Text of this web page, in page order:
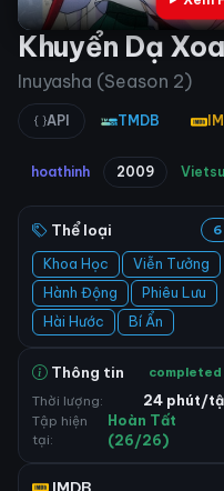
Khuyển Dạ
Inuyasha (Season 2)
API TMDB
hoathinh 2009
Thể loại 6
Khoa Học
Viễn Tưởng
Hành Động
Phiêu Lưu
Hài Hước
Bí Ẩn
Thông tin completed
Thời lượng:
24 phút/
Tập hiện
tại:
Hoàn Tất
(26/26)